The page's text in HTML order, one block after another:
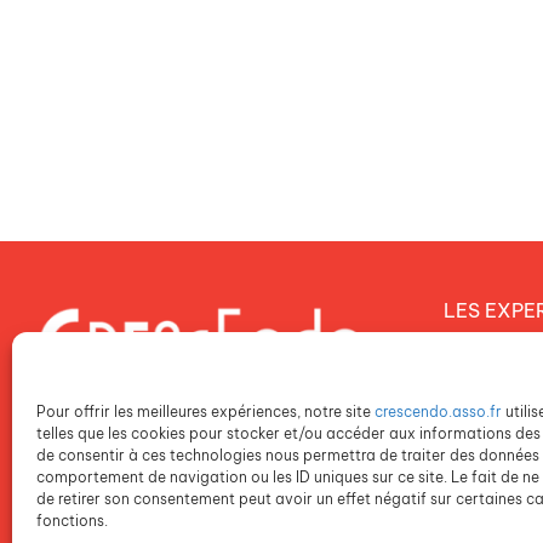
Pour offrir les meilleures expériences, notre site crescendo.asso.fr
telles que les cookies pour stocker et/ou accéder aux informations
de consentir à ces technologies nous permettra de traiter des données
comportement de navigation ou les ID uniques sur ce site. Le fait de
de retirer son consentement peut avoir un effet négatif sur certaines
fonctions.
LES
Notre
NOS